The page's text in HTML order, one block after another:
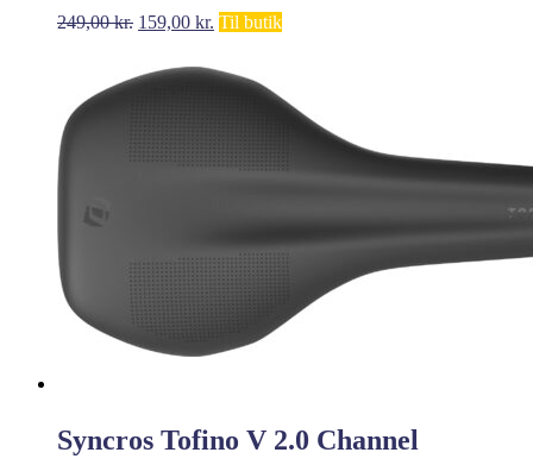
249,00kr. Den
var:
159,00 kr. Den
er:
159,00 kr..
Til butik
Syncros Tofino V 2.0 Channel